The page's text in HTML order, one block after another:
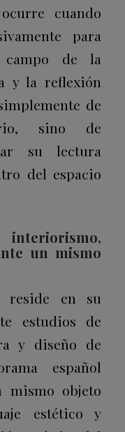
cuando
para
de la
y la reflexión
de
sino de
su lectura
del espacio
un mismo
reside en su
estudios de
y diseño de
español
mismo objeto
estético y